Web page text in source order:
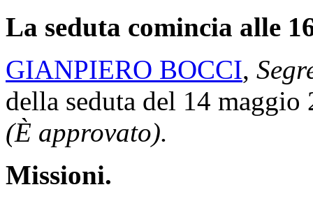
La seduta comincia alle
GIANPIERO BOCCI,
della seduta del 14 maggio
(È approvato).
Missioni.